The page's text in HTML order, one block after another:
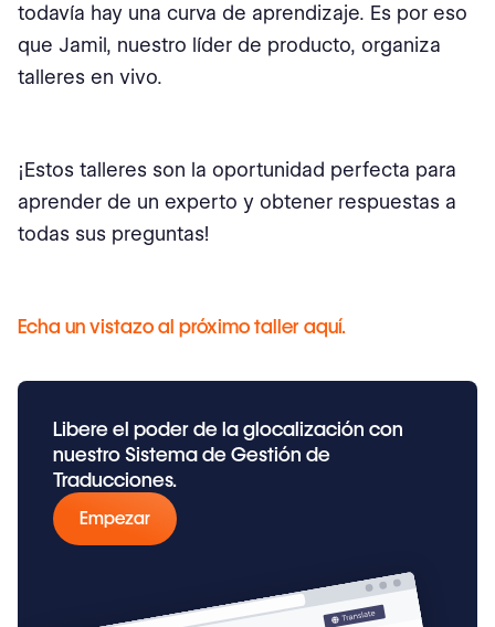
todavía hay una curva de aprendizaje. Es por eso
que Jamil, nuestro líder de producto, organiza
talleres en vivo.
¡Estos talleres son la oportunidad perfecta para
aprender de un experto y obtener respuestas a
todas sus preguntas!
Echa un vistazo al próximo taller aquí.
Libere el poder de la glocalización con
nuestro Sistema de Gestión de
Traducciones.
Empezar